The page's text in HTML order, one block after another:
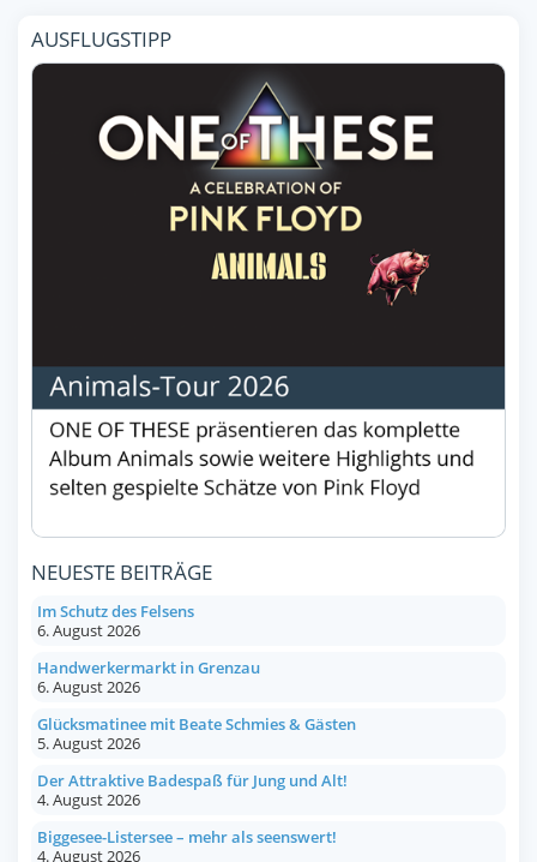
AUSFLUGSTIPP
NEUESTE BEITRÄGE
Im Schutz des Felsens
6. August 2026
Handwerkermarkt in Grenzau
6. August 2026
Glücksmatinee mit Beate Schmies & Gästen
5. August 2026
Der Attraktive Badespaß für Jung und Alt!
4. August 2026
Biggesee-Listersee – mehr als seenswert!
4. August 2026